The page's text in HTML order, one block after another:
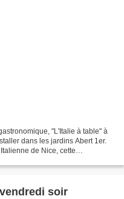
"L'Italie à table" à
dans les jardins Abert 1er.
de Nice, cette
soir